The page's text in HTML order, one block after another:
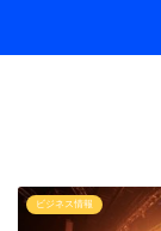
ビジネス情報